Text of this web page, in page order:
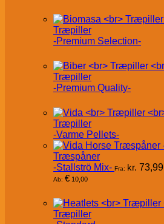
Træpiller
-Premium Selection-
Træpiller
-Premium Quality-
Træpiller
-Varme Pellets-
Træspåner
-Stallströ Mix- Fra: kr. 73,99
Ab: € 10,00
Træpiller